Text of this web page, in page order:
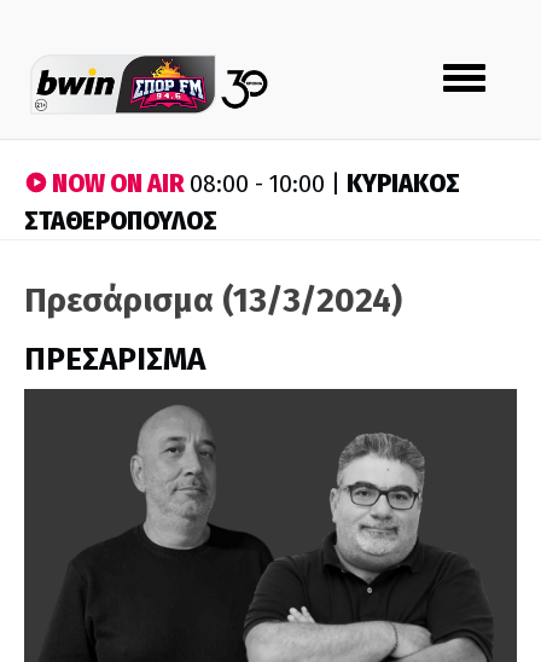
Toggle
navigation
NOW ON AIR08:00 - 10:00 | ΚΥΡΙΑΚΟΣ
ΣΤΑΘΕΡΟΠΟΥΛΟΣ
Πρεσάρισμα (13/3/2024)
ΠΡΕΣΑΡΙΣΜΑ